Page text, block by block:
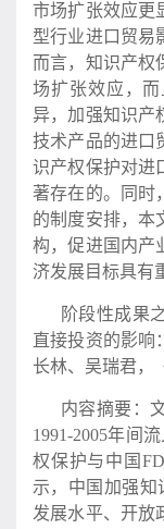
市场扩张效应更
型行业进口贸易
而言，知识产权
场扩张效应，
异，加强知识产
技术产品的进口
识产权保护对进
著存在的。同时
的制度安排，本
构，促进国内产
济发展目标具有
阶段性成果
直接投资的影响
长林、吴瑞君，
内容摘要：
1991-2005年间
权保护与中国
示，中国加强
发展水平、开放